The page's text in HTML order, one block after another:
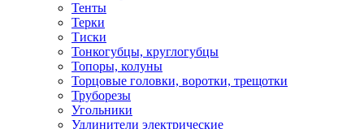
Тенты
Терки
Тиски
Тонкогубцы, круглогубцы
Топоры, колуны
Торцовые головки, воротки, трещотки
Труборезы
Угольники
Удлинители электрические